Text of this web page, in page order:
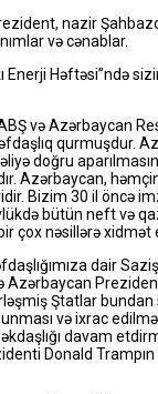
nazir
və cənablar.
Enerji Həftəsi”ndə
və Azərbaycan
qurmuşdur.
doğru
Azərbaycan,
Bizim 30 il öncə
bütün neft və
çox nəsillərə xidmət
dair
Azərbaycan
Ştatlar
və ixrac
davam
Donald